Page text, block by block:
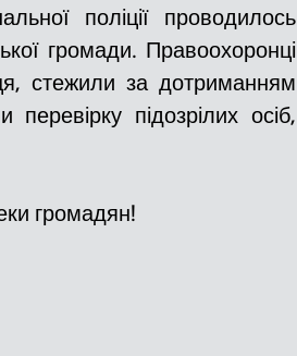
поліції проводилось
громади. Правоохоронці
стежили за дотриманням
підозрілих осіб,
громадян!